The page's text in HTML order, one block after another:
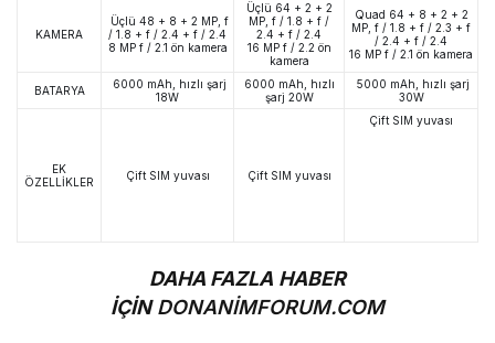
KAMERA
Üçlü 48 + 8 + 2 MP, f
/ 1.8 + f / 2.4 + f / 2.4
8 MP f / 2.1 ön kamera
Üçlü 64 + 2 + 2
MP, f / 1.8 + f /
2.4 + f / 2.4
16 MP f / 2.2 ön
kamera
Quad 64 + 8 + 2 + 2
MP, f / 1.8 + f / 2.3 + f
/ 2.4 + f / 2.4
16 MP f / 2.1 ön kamera
BATARYA
6000 mAh, hızlı şarj
18W
6000 mAh, hızlı
şarj 20W
5000 mAh, hızlı şarj
30W
EK
ÖZELLİKLER
Çift SIM yuvası Çift SIM yuvası
Çift SIM yuvası
DAHA FAZLA HABER
İÇİNDONANİMFORUM.COM